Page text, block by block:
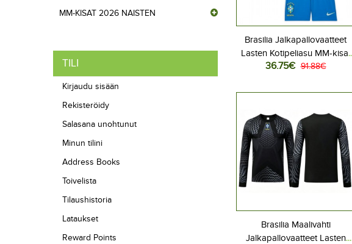
MM-KISAT 2026 NAISTEN
TILI
Kirjaudu sisään
Rekisteröidy
Salasana unohtunut
Minun tilini
Address Books
Toivelista
Tilaushistoria
Lataukset
Reward Points
Brasilia Jalkapallovaatteet
Lasten Kotipeliasu MM-kisat
2026 Lyhythihainen (+ Lyhyet
36.75€ 91.88€
Brasilia Maalivahti
Jalkapallovaatteet Lasten